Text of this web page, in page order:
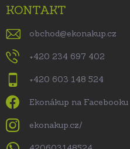
KONTAKT
obchod@ekonakup.cz
+420 234 697 402
+420 603 148 524
Ekonákup na Facebooku
ekonakup.cz/